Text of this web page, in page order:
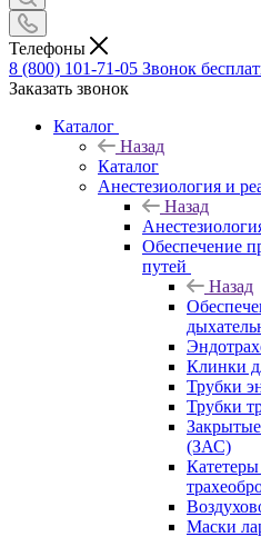
Телефоны
8 (800) 101-71-05 Звонок
Заказать звонок
Каталог
Назад
Каталог
Анестезиология и
Назад
Обеспечение
путей
Назад
Клинки
Трубки
Трубки
(ЗАС)
Маски